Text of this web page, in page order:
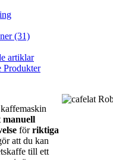
(31)
artiklar
Produkter
kaffemaskin
manuell
förriktiga
att du kan
till ett